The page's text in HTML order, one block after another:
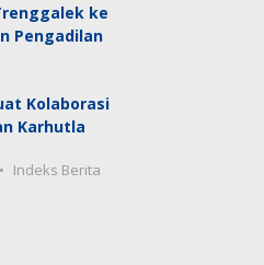
ke
Pengadilan
Kolaborasi
Karhutla
Indeks Berita